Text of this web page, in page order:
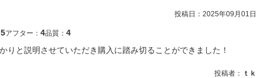
投稿日： 2025年09月01日
5アフター： 4品質： 4
りと説明させていただき購入に踏み切ることができました！
投稿者： ｔｋ